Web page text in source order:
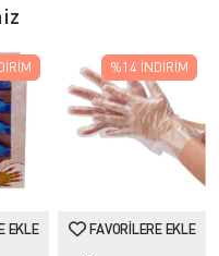
EKLE FAVORILERE EKLE
%14 İNDIRIM